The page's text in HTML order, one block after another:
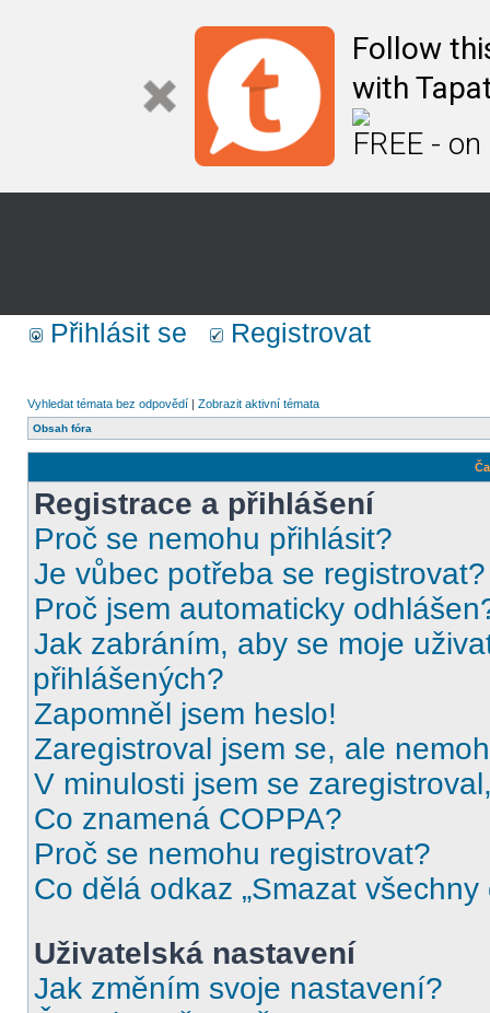
Follow
with
FREE -
Přihlásit se Registrovat
Vyhledat témata bez odpovědí | Zobrazit aktivní témata
Obsah fóra
Registrace a přihlášení
Proč se nemohu přihlásit?
Je vůbec potřeba se registrovat?
Proč jsem automaticky
Jak zabráním, aby se moje
přihlášených?
Zapomněl jsem heslo!
Zaregistroval jsem se, ale
V minulosti jsem se
Co znamená COPPA?
Proč se nemohu registrovat?
Co dělá odkaz „Smazat všechny
Uživatelská nastavení
Jak změním svoje nastavení?